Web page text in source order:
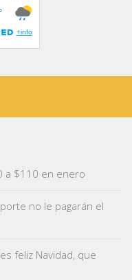
a $110 en enero
no le pagarán el
feliz Navidad, que